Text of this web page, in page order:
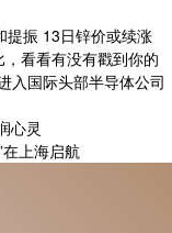
提振 13日锌价或续涨
看看有没有戳到你的
入国际头部半导体公司
心灵
上海启航